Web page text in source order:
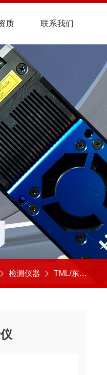
质 联系我们
检测仪器 TML/东京测器